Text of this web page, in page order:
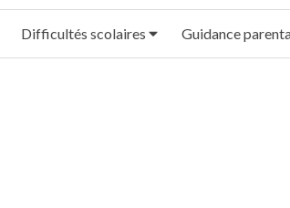
Difficultés scolaires Guidance